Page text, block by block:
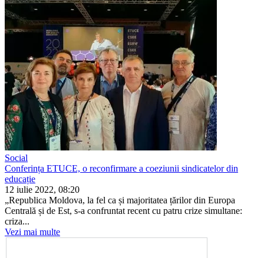
Social
Conferința ETUCE, o reconfirmare a coeziunii sindicatelor din
educație
12 iulie 2022, 08:20
„Republica Moldova, la fel ca și majoritatea țărilor din Europa
Centrală și de Est, s-a confruntat recent cu patru crize simultane:
criza...
Vezi mai multe